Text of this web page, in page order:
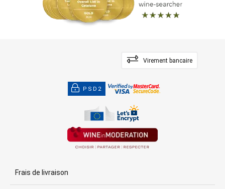
Virement bancaire
PSD2
Frais de livraison